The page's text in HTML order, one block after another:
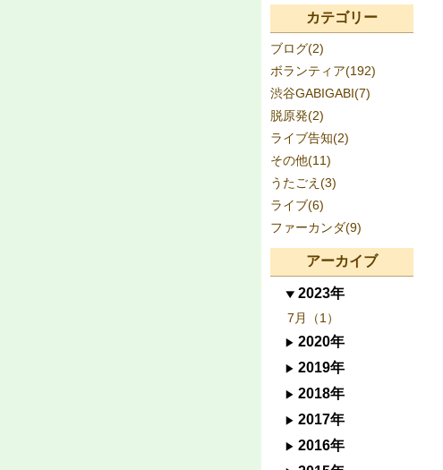
カテゴリー
ブログ(2)
ボランティア(192)
渋谷GABIGABI(7)
脱原発(2)
ライブ告知(2)
その他(11)
うたごえ(3)
ライブ(6)
ファーカンダ(9)
アーカイブ
2023年
7月（1）
2020年
2019年
2018年
2017年
2016年